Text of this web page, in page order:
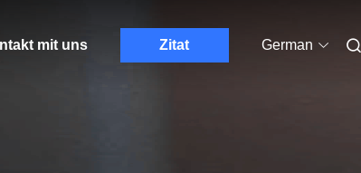
mit uns Zitat German